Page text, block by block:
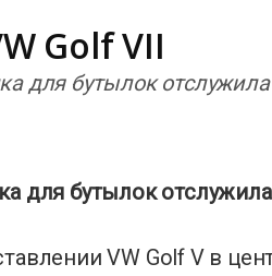
Golf VII
для бутылок отслужила
для бутылок
VW Golf V в